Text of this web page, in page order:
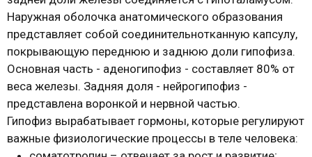
Наружная оболочка анатомического образования
представляет собой соединительнотканную капсулу,
покрывающую переднюю и заднюю доли гипофиза.
Основная часть - аденогипофиз - составляет 80% от
веса железы. Задняя доля - нейрогипофиз -
представлена воронкой и нервной частью.
Гипофиз вырабатывает гормоны, которые регулируют
важные физиологические процессы в теле человека: